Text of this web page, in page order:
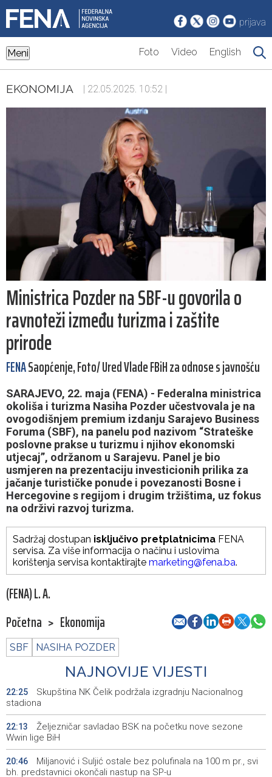
prijava
Meni Foto Video English
EKONOMIJA | 22.05.2025. 10:52 |
Ministrica Pozder na SBF-u govorila o
ravnoteži između turizma i zaštite
prirode
FENASaopćenje, Foto/ Ured Vlade FBiH za odnose s javnošću
SARAJEVO, 22. maja (FENA) - Federalna ministrica
okoliša i turizma Nasiha Pozder učestvovala je na
ovogodišnjem premium izdanju Sarajevo Business
Foruma (SBF), na panelu pod nazivom “Strateške
poslovne prakse u turizmu i njihov ekonomski
utjecaj”, održanom u Sarajevu. Panel je bio
usmjeren na prezentaciju investicionih prilika za
jačanje turističke ponude i povezanosti Bosne i
Hercegovine s regijom i drugim tržištima, uz fokus
na održivi razvoj turizma.
Sadržaj dostupan isključivo pretplatnicima FENA
servisa. Za više informacija o načinu i uslovima
korištenja servisa kontaktirajte marketing@fena.ba.
(FENA) L. A.
Početna > Ekonomija
SBF NASIHA POZDER
NAJNOVIJE VIJESTI
22:25
Skupština NK Čelik podržala izgradnju Nacionalnog
stadiona
22:13
Željezničar savladao BSK na početku nove sezone
Wwin lige BiH
20:46
Miljanović i Suljić ostale bez polufinala na 100 m pr., svi
bh. predstavnici okončali nastup na SP-u